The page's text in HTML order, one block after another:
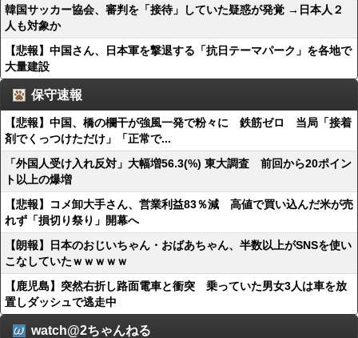
韓国サッカー協会、審判を「接待」していた疑惑が発覚 →日本人２
人も対象か
【悲報】中国さん、日本軍を撃退する「抗日テーマパーク」を各地で
大量建設
保守速報
【悲報】中国、橋の欄干が強風一発で粉々に 鉄筋ゼロ 当局「接着
剤でくっつけただけ」「正常で...
「外国人受け入れ反対」大幅増56.3(%) 東大調査 前回から20ポイン
ト以上の爆増
【悲報】コメ卸大手さん、営業利益83％減 高値で買い込んだ米が売
れず「損切り祭り」開幕へ
【朗報】日本のおじいちゃん・おばあちゃん、半数以上がSNSを使い
こなしていたｗｗｗｗｗ
【鹿児島】突然右折し路面電車と衝突 乗っていた男女3人は車を放
置しダッシュで逃走中
watch@2ちゃんねる